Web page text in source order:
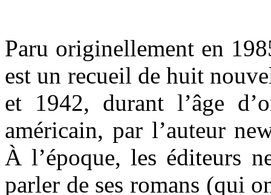
Paru originellement en
est un recueil de huit
et 1942, durant l’âge
américain, par l’auteur
À l’époque, les éditeurs
parler de ses romans (qui